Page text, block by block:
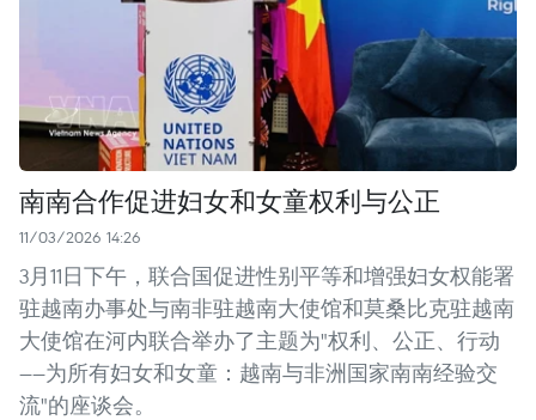
南南合作促进妇女和女童权利与公正
11/03/2026 14:26
3月11日下午，联合国促进性别平等和增强妇女权能署
驻越南办事处与南非驻越南大使馆和莫桑比克驻越南
大使馆在河内联合举办了主题为"权利、公正、行动
——为所有妇女和女童：越南与非洲国家南南经验交
流"的座谈会。